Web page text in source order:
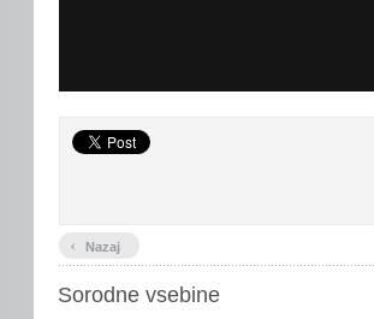
‹ Nazaj
Sorodne vsebine